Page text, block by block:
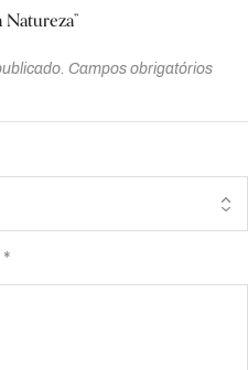
Campos obrigatórios
*